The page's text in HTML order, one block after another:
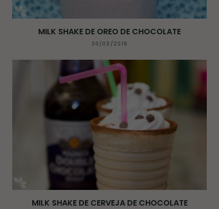
MILK SHAKE DE OREO DE CHOCOLATE
30/03/2016
MILK SHAKE DE CERVEJA DE CHOCOLATE